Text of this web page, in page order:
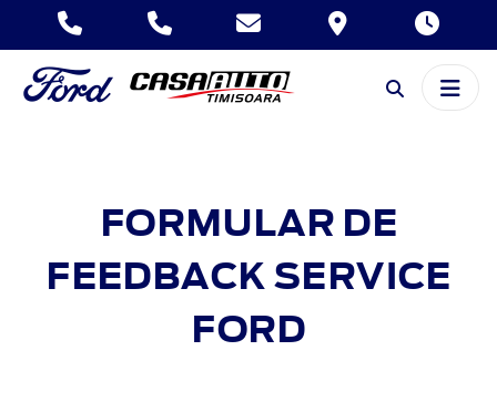
FORMULAR DE
FEEDBACK SERVICE
FORD